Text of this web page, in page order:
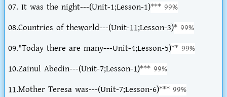
07. It was the night---(Unit-1;Lesson-1)*** 99%
08.Countries of theworld---(Unit-11;Lesson-3)* 99%
09."Today there are many---Unit-4;Lesson-5)** 99%
10.Zainul Abedin---(Unit-7;Lesson-1)*** 99%
11.Mother Teresa was---(Unit-7;Lesson-6)*** 99%